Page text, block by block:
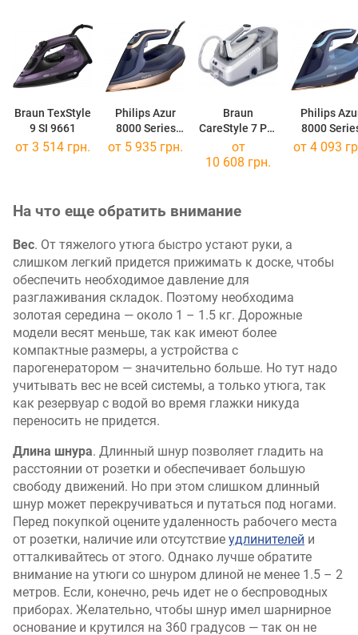
Braun TexStyle
9 SI 9661
Philips Azur
8000 Series
DST 8050
Braun
CareStyle 7 Pro
IS 7262
Philips
8000
DST 8020
от 3 514 грн. от 5 935 грн.
от
10 608 грн.
от 4 093
На что еще обратить внимание
Вес. От тяжелого утюга быстро устают руки, а
слишком легкий придется прижимать к доске, чтобы
обеспечить необходимое давление для
разглаживания складок. Поэтому необходима
золотая середина — около 1 – 1.5 кг. Дорожные
модели весят меньше, так как имеют более
компактные размеры, а устройства с
парогенератором — значительно больше. Но тут надо
учитывать вес не всей системы, а только утюга, так
как резервуар с водой во время глажки никуда
переносить не придется.
Длина шнура. Длинный шнур позволяет гладить на
расстоянии от розетки и обеспечивает большую
свободу движений. Но при этом слишком длинный
шнур может перекручиваться и путаться под ногами.
Перед покупкой оцените удаленность рабочего места
от розетки, наличие или отсутствие удлинителей и
отталкивайтесь от этого. Однако лучше обратите
внимание на утюги со шнуром длиной не менее 1.5 – 2
метров. Если, конечно, речь идет не о беспроводных
приборах. Желательно, чтобы шнур имел шарнирное
основание и крутился на 360 градусов — так он не